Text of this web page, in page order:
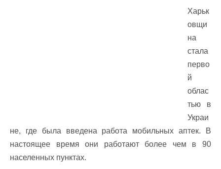
Харьк
овщи
на
стала
перво
й
облас
тью в
Украи
не, где была введена работа мобильных аптек. В
настоящее время они работают более чем в 90
населенных пунктах.